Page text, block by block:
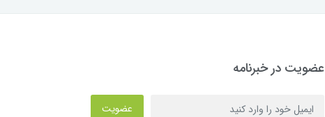
عضویت در خبرنامه
عضویت